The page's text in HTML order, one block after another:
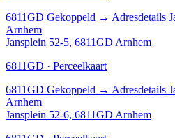
6811GD Gekoppeld → Adresdetails
Arnhem
Jansplein 52-5, 6811GD Arnhem
6811GD · Perceelkaart
6811GD Gekoppeld → Adresdetails
Arnhem
Jansplein 52-6, 6811GD Arnhem